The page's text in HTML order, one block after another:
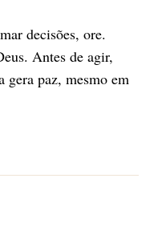
decisões, ore.
Antes de agir,
gera paz, mesmo em